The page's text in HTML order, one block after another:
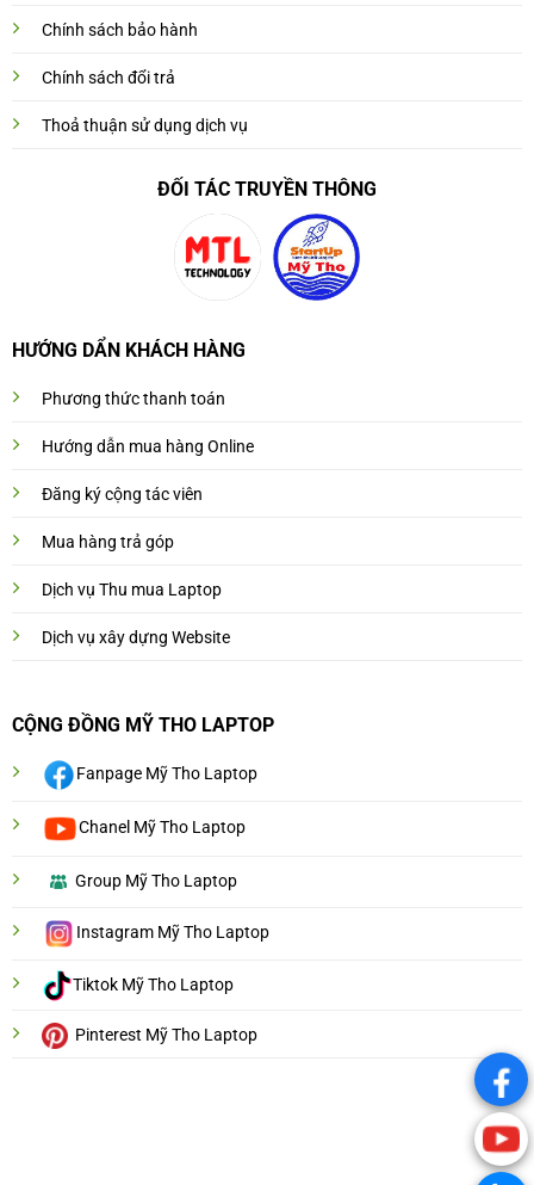
Chính sách bảo hành
Chính sách đổi trả
Thoả thuận sử dụng dịch vụ
ĐỐI TÁC TRUYỀN THÔNG
HƯỚNG DẨN KHÁCH HÀNG
Phương thức thanh toán
Hướng dẫn mua hàng Online
Đăng ký cộng tác viên
Mua hàng trả góp
Dịch vụ Thu mua Laptop
Dịch vụ xây dựng Website
CỘNG ĐỒNG MỸ THO LAPTOP
Fanpage Mỹ Tho Laptop
Chanel Mỹ Tho Laptop
Group Mỹ Tho Laptop
Instagram Mỹ Tho Laptop
Tiktok Mỹ Tho Laptop
Pinterest Mỹ Tho Laptop
.
.